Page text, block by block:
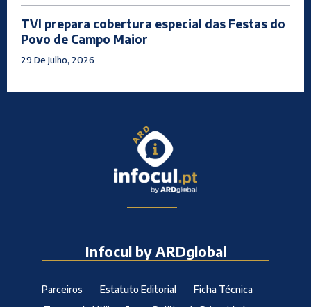
TVI prepara cobertura especial das Festas do
Povo de Campo Maior
29 De Julho, 2026
Infocul by ARDglobal
Parceiros Estatuto Editorial
Ficha Técnica